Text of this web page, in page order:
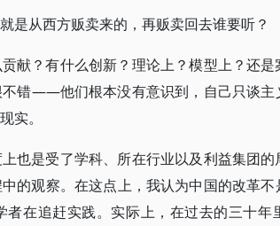
是从西方贩卖来的，再贩卖回去谁要听？
献？有什么创新？理论上？模型上？还
错——他们根本没有意识到，自己只谈主
实。
也是受了学科、所在行业以及利益集团
的观察。在这点上，我认为中国的改革
在追赶实践。实际上，在过去的三十年